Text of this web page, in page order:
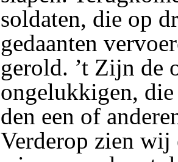
soldaten, die op
gedaanten
gerold. ’t Zijn de
ongelukkigen,
den een of
Verderop zien wij